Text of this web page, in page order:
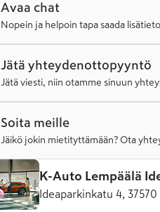
Avaa chat
Nopein ja helpoin tapa saada
Jätä yhteydenottopyyntö
Jätä viesti, niin otamme sinuun
Soita meille
Jäikö jokin mietityttämään? Ota
K-Auto Lempäälä
Ideaparkinkatu 4,